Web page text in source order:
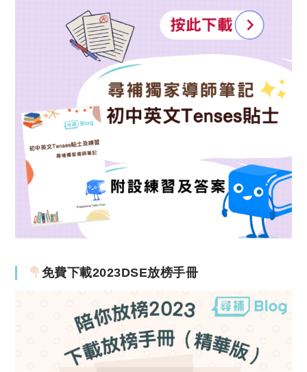
免費下載2023DSE放榜手冊